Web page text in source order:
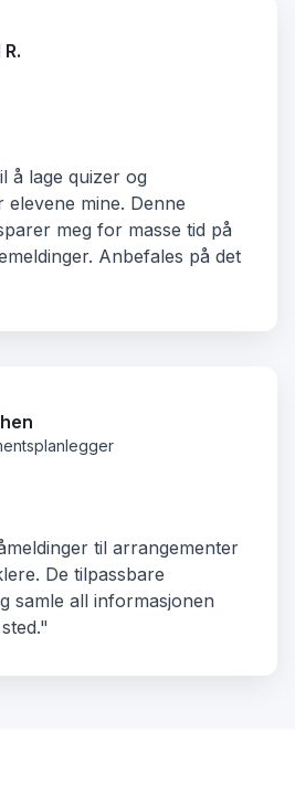
å lage quizer og
mine. Denne
meg for masse tid på
Anbefales på det
til arrangementer
De tilpassbare
samle all informasjonen